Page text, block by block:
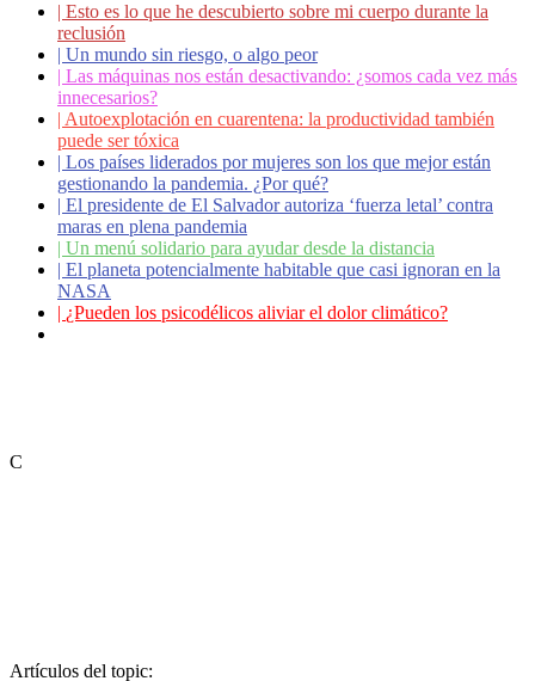
| Esto es lo que he descubierto sobre mi cuerpo durante la
reclusión
| Un mundo sin riesgo, o algo peor
| Las máquinas nos están desactivando: ¿somos cada vez más
innecesarios?
| Autoexplotación en cuarentena: la productividad también
puede ser tóxica
| Los países liderados por mujeres son los que mejor están
gestionando la pandemia. ¿Por qué?
| El presidente de El Salvador autoriza ‘fuerza letal’ contra
maras en plena pandemia
| Un menú solidario para ayudar desde la distancia
| El planeta potencialmente habitable que casi ignoran en la
NASA
| ¿Pueden los psicodélicos aliviar el dolor climático?
C
Artículos del topic: